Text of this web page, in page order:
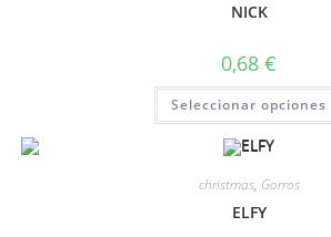
NICK
0,68 €
Seleccionar opciones
christmas, Gorros
ELFY